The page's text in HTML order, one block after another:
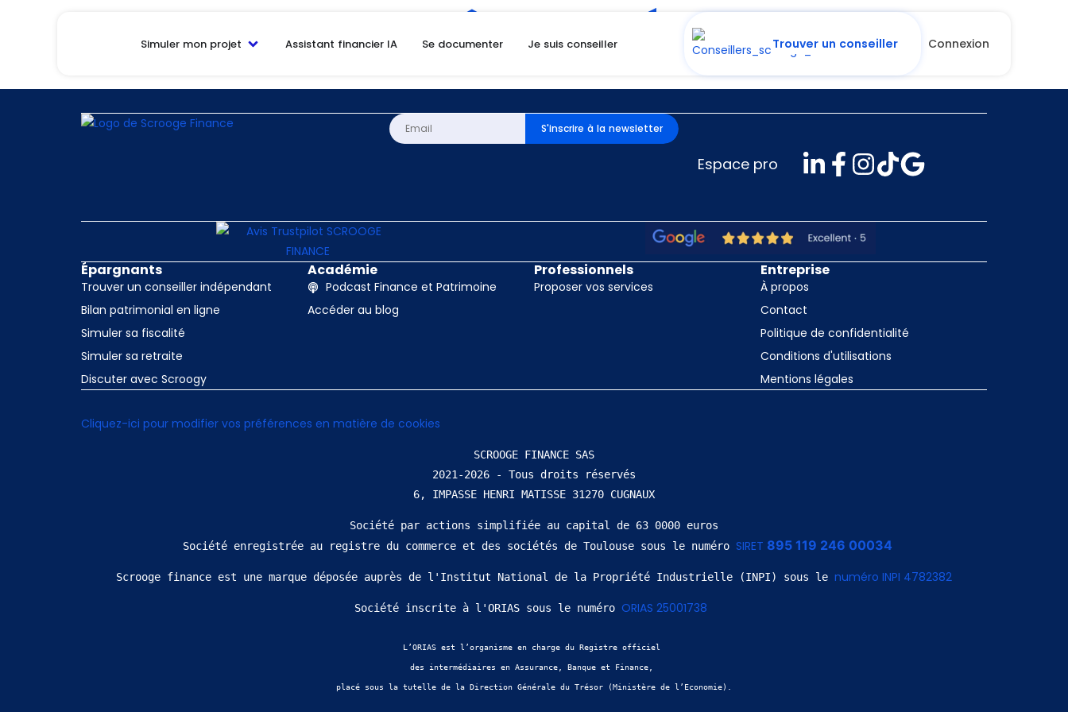
Simuler mon projet Assistant financier IA Se documenter Je suis conseiller Trouver un conseiller Connexion
La page ne peut pas être trouvée.
S'inscrire à la newsletter
Espace pro
Épargnants
Trouver un conseiller indépendant
Bilan patrimonial en ligne
Simuler sa fiscalité
Simuler sa retraite
Discuter avec Scroogy
Académie
Podcast Finance et Patrimoine
Accéder au blog
Professionnels
Proposer vos services
Entreprise
À propos
Contact
Politique de confidentialité
Conditions d'utilisations
Mentions légales
Cliquez-ici pour modifier vos préférences en matière de cookies
SCROOGE FINANCE SAS
2021-2026 - Tous droits réservés
Société par actions simplifiée au capital de 63 0000 euros
Société enregistrée au registre du commerce et des sociétés de Toulouse sous le numéro SIRET 895 119 246 00034
Scrooge finance est une marque déposée auprès de l'Institut National de la Propriété Industrielle (INPI) sous le numéro INPI 4782382
Société inscrite à l'ORIAS sous le numéro ORIAS 25001738
L’ORIAS est l’organisme en charge du Registre officiel
des intermédiaires en Assurance, Banque et Finance,
placé sous la tutelle de la Direction Générale du Trésor (Ministère de l’Economie).